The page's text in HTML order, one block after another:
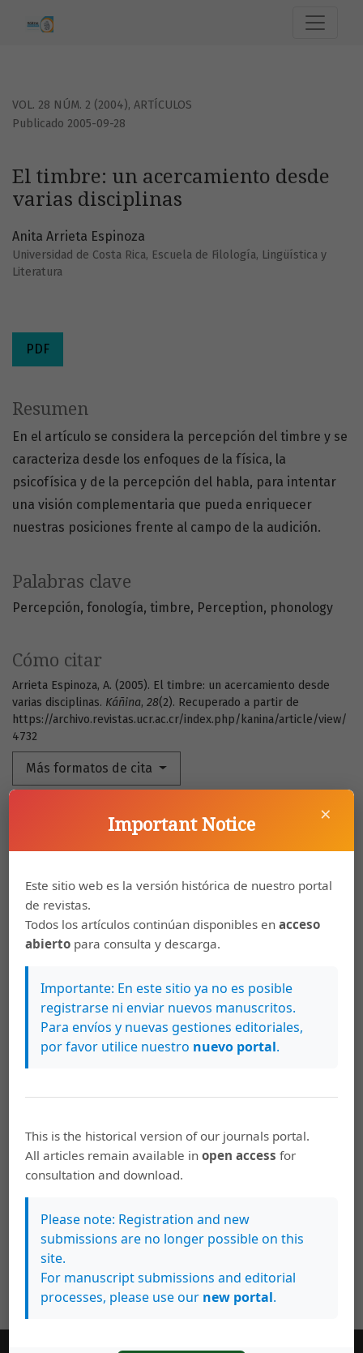
VOL. 28 NÚM. 2 (2004), ARTÍCULOS
El timbre: un acercamiento desde
varias disciplinas
Publicado 2005-09-28
Anita Arrieta Espinoza
Universidad de Costa Rica, Escuela de Filología, Lingüística y
Literatura
PDF
Palabras clave
Percepción fonología timbre Perception phonology
Cómo citar
Arrieta Espinoza, A. (2005). El timbre: un acercamiento desde
varias disciplinas. Káñina, 28(2). Recuperado a partir de
https://archivo.revistas.ucr.ac.cr/index.php/kanina/article/view/
4732
Más formatos de cita
Resumen
En el artículo se considera la percepción del timbre y se
caracteriza desde los enfoques de la física, la
psicofísica y de la percepción del habla, para intentar
una visión complementaria que pueda enriquecer
nuestras posiciones frente al campo de la audición.
Artículos más leídos del mismo autor/a
léxico mental en las investigaciones
psicolingüísticas,Káñina: Vol. 31 Núm. 1 (2007):
Káñina (Enero-Junio)
×
Important Notice
Este sitio web es la versión histórica de nuestro portal
de revistas.
Todos los artículos continúan disponibles enacceso
abierto para consulta y descarga.
Importante: En este sitio ya no es posible
registrarse ni enviar nuevos manuscritos.
Para envíos y nuevas gestiones editoriales,
por favor utilice nuestro nuevo portal.
This is the historical version of our journals portal.
All articles remain available inopen access for
consultation and download.
Please note: Registration and new
submissions are no longer possible on this
site.
For manuscript submissions and editorial
processes, please use our new portal.